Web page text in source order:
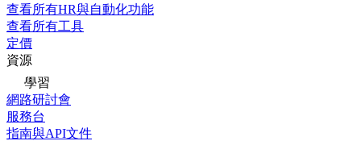
查看所有HR與自動化功能
查看所有工具
定價
資源
學習
網路研討會
服務台
指南與API文件